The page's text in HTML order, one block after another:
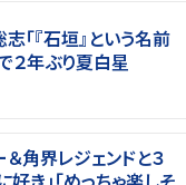
「『石垣』という名前
２年ぶり夏白星
角界レジェンドと３